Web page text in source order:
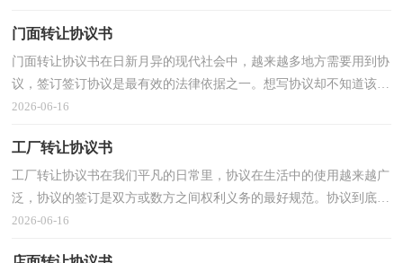
门面转让协议书
门面转让协议书在日新月异的现代社会中，越来越多地方需要用到协
议，签订签订协议是最有效的法律依据之一。想写协议却不知道该请
教谁？下面是小编精心整理的门面转让协议书，希望对...
2026-06-16
工厂转让协议书
工厂转让协议书在我们平凡的日常里，协议在生活中的使用越来越广
泛，协议的签订是双方或数方之间权利义务的最好规范。协议到底怎
么写才合适呢？下面是小编为大家收集的工厂转让协...
2026-06-16